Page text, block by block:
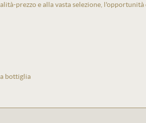
prezzo e alla vasta selezione,
bottiglia